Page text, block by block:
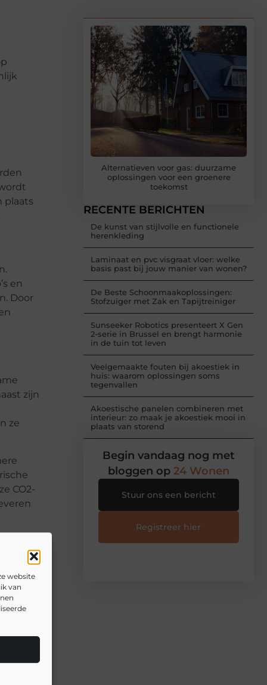
website
van
plaats
en
Door
zijn
ze
CO2-
▼
Alternatieven voor gas: duurzame
oplossingen voor een groenere
toekomst
RECENTE BERICHTEN
De kunst van stijlvolle en functionele
herenkleding
Laminaat en pvc visgraat vloer: welke
basis past bij jouw manier van wonen?
De Beste Schoonmaakoplossingen:
Stofzuiger met Zak en Tapijtreiniger
Sunseeker Robotics presenteert X Gen
2-serie in Brussel en brengt harmonie
in de tuin tot leven
Veelgemaakte fouten bij akoestiek in
huis: waarom oplossingen soms
tegenvallen
Akoestische panelen combineren met
interieur: zo maak je akoestiek mooi in
plaats van storend
Begin vandaag nog met
bloggen op 24 Wonen
Stuur ons een bericht
Registreer hier